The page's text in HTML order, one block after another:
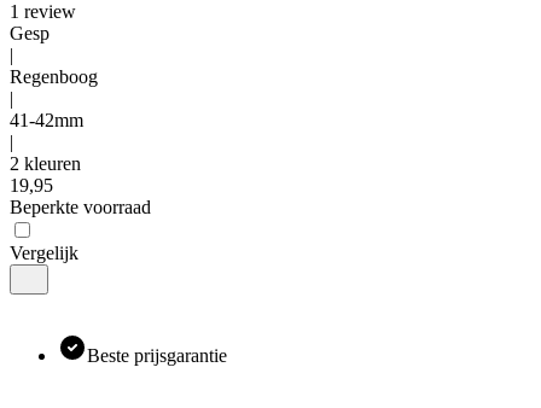
1 review
Gesp
|
Regenboog
|
41-42mm
|
2 kleuren
19,95
Beperkte voorraad
Vergelijk
Beste prijsgarantie